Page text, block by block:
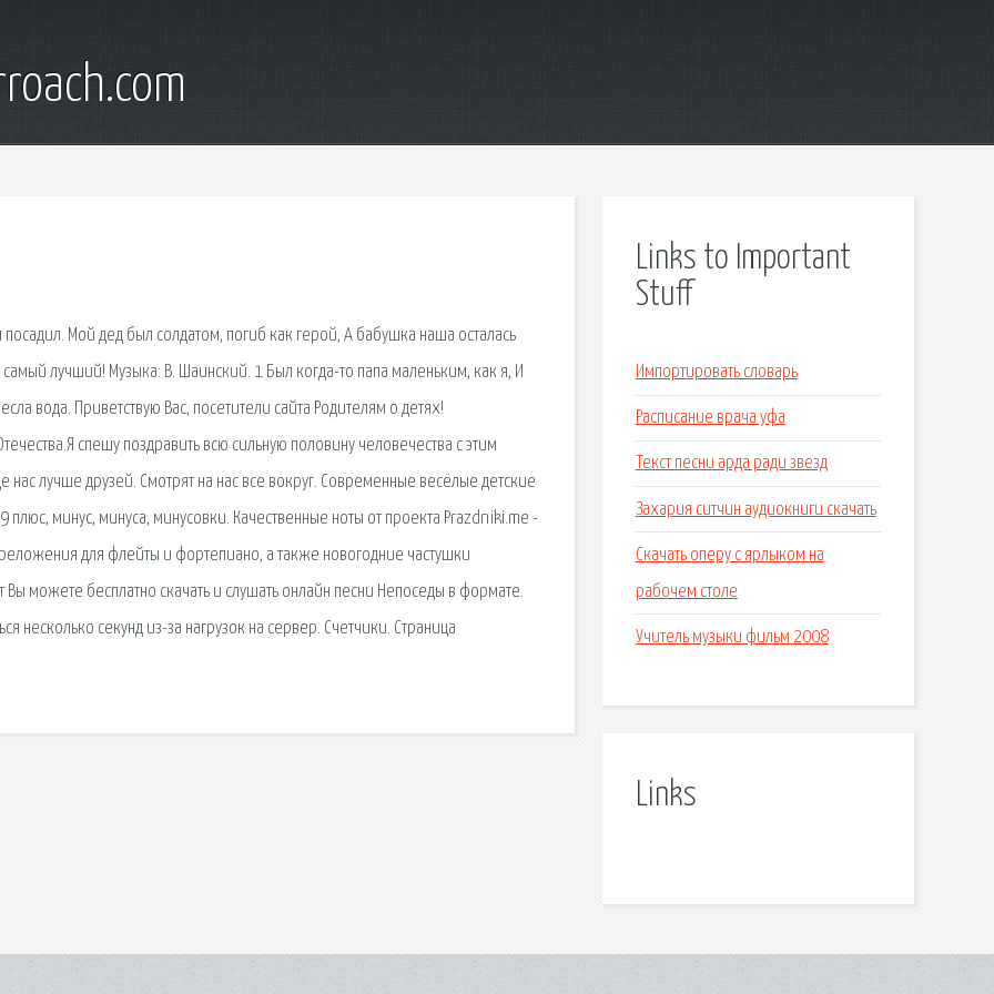
Мой дед был солдатом, погиб как герой, А бабушка наша осталась
лучший! Музыка: В. Шаинский. 1 Был когда-то папа маленьким, как я, И
вода. Приветствую Вас, посетители сайта Родителям о детях!
спешу поздравить всю сильную половину человечества с этим
лучше друзей. Смотрят на нас все вокруг. Современные весёлые детские
минус, минуса, минусовки. Качественные ноты от проекта Prazdniki.me -
для флейты и фортепиано, а также новогодние частушки
можете бесплатно скачать и слушать онлайн песни Непоседы в формате.
несколько секунд из-за нагрузок на сервер. Счетчики. Страница
Links to Important
Stuff
Импортировать словарь
Расписание врача уфа
Текст песни арда ради звезд
Захария ситчин аудиокниги скачать
Скачать оперу с ярлыком на
рабочем столе
Учитель музыки фильм 2008
Links